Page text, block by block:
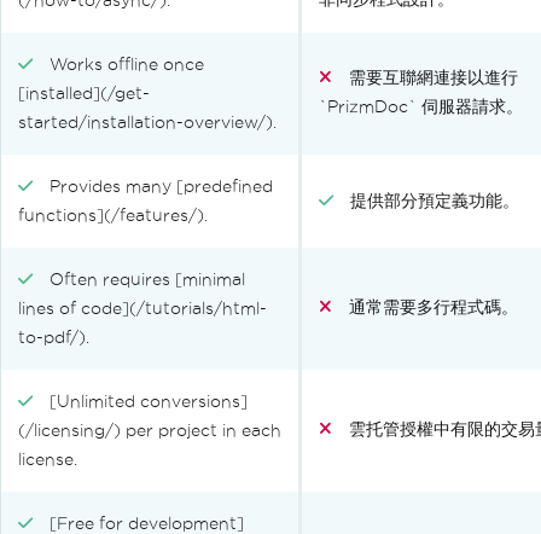
Works offline once
[installed](/get-
started/installation-overview/).
需要互聯網連接以進行
`PrizmDoc` 伺服器請求。
Provides many [predefined
functions](/features/).
提供部分預定義功能。
Often requires [minimal
lines of code](/tutorials/html-
to-pdf/).
通常需要多行程式碼。
[Unlimited conversions]
(/licensing/) per project in each
license.
雲托管授權中有限的交易
[Free for development]